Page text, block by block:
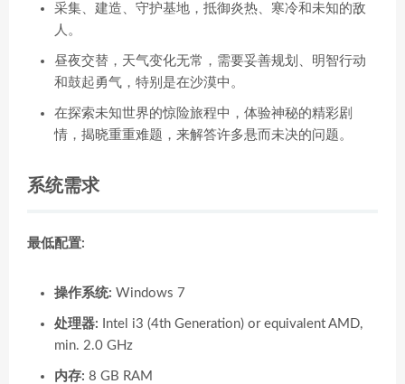
采集、建造、守护基地，抵御炎热、寒冷和未知的敌
人。
昼夜交替，天气变化无常，需要妥善规划、明智行动
和鼓起勇气，特别是在沙漠中。
在探索未知世界的惊险旅程中，体验神秘的精彩剧
情，揭晓重重难题，来解答许多悬而未决的问题。
系统需求
最低配置:
操作系统: Windows 7
处理器: Intel i3 (4th Generation) or equivalent AMD,
min. 2.0 GHz
内存: 8 GB RAM